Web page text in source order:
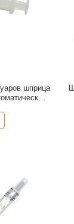
шприца